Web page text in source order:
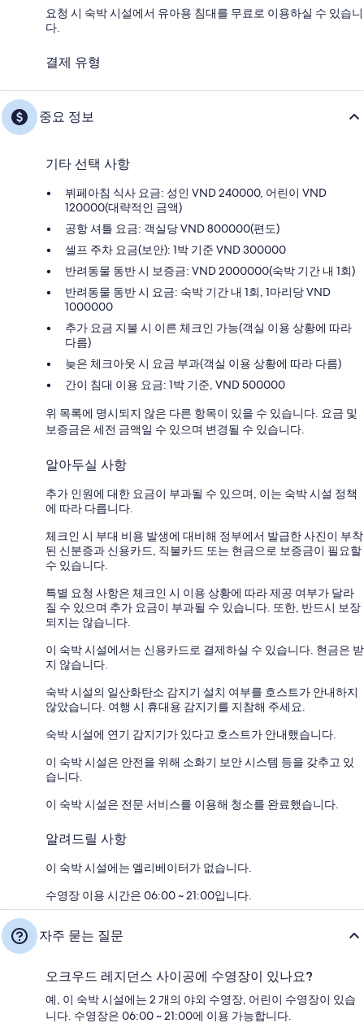
요청 시 숙박 시설에서 유아용 침대를 무료로 이용하실 수 있습니
다.
결제 유형
중요 정보
기타 선택 사항
뷔페아침 식사 요금: 성인 VND 240000, 어린이 VND
120000(대략적인 금액)
공항 셔틀 요금: 객실당 VND 800000(편도)
셀프 주차 요금(보안): 1박 기준 VND 300000
반려동물 동반 시 보증금: VND 2000000(숙박 기간 내 1회)
반려동물 동반 시 요금: 숙박 기간 내 1회, 1마리당 VND
1000000
추가 요금 지불 시 이른 체크인 가능(객실 이용 상황에 따라
다름)
늦은 체크아웃 시 요금 부과(객실 이용 상황에 따라 다름)
간이 침대 이용 요금: 1박 기준, VND 500000
위 목록에 명시되지 않은 다른 항목이 있을 수 있습니다. 요금 및
보증금은 세전 금액일 수 있으며 변경될 수 있습니다.
알아두실 사항
추가 인원에 대한 요금이 부과될 수 있으며, 이는 숙박 시설 정책
에 따라 다릅니다.
체크인 시 부대 비용 발생에 대비해 정부에서 발급한 사진이 부착
된 신분증과 신용카드, 직불카드 또는 현금으로 보증금이 필요할
수 있습니다.
특별 요청 사항은 체크인 시 이용 상황에 따라 제공 여부가 달라
질 수 있으며 추가 요금이 부과될 수 있습니다. 또한, 반드시 보장
되지는 않습니다.
이 숙박 시설에서는 신용카드로 결제하실 수 있습니다. 현금은 받
지 않습니다.
숙박 시설의 일산화탄소 감지기 설치 여부를 호스트가 안내하지
않았습니다. 여행 시 휴대용 감지기를 지참해 주세요.
숙박 시설에 연기 감지기가 있다고 호스트가 안내했습니다.
이 숙박 시설은 안전을 위해 소화기 보안 시스템 등을 갖추고 있
습니다.
이 숙박 시설은 전문 서비스를 이용해 청소를 완료했습니다.
알려드릴 사항
이 숙박 시설에는 엘리베이터가 없습니다.
수영장 이용 시간은 06:00 ~ 21:00입니다.
자주 묻는 질문
오크우드 레지던스 사이공에 수영장이 있나요?
예, 이 숙박 시설에는 2 개의 야외 수영장, 어린이 수영장이 있습
니다. 수영장은 06:00 ~ 21:00에 이용 가능합니다.